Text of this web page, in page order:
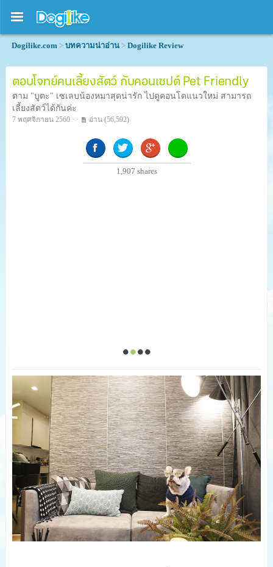
Dogilike.com > บทความน่าอ่าน > Dogilike Review
ตอบโจทย์คนเลี้ยงสัตว์ กับคอนเซปต์ Pet Friendly
ตาม "บูตะ" เซเลบน้องหมาสุดน่ารัก ไปดูคอนโดแนวใหม่ สามารถ
เลี้ยงสัตว์ได้กันค่ะ
7 พฤศจิกายน 2560 · · อ่าน (56,592)
1,907 shares